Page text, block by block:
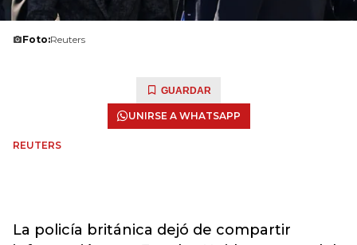
Foto:Reuters
GUARDAR
UNIRSE A WHATSAPP
REUTERS
La policía británica dejó de compartir